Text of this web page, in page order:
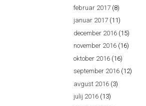
februar 2017 (8)
januar 2017 (11)
december 2016 (15)
november 2016 (16)
oktober 2016 (16)
september 2016 (12)
avgust 2016 (3)
julij 2016 (13)